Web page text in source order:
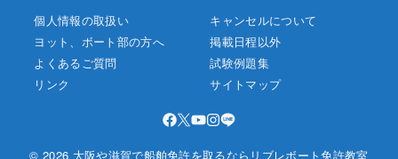
個人情報の取扱い
キャンセルについて
ヨット、ボート部の方へ
掲載日程以外
よくあるご質問
試験例題集
リンク
サイトマップ
© 2026 大阪や滋賀で船舶免許を取るならリブレボート免許教室